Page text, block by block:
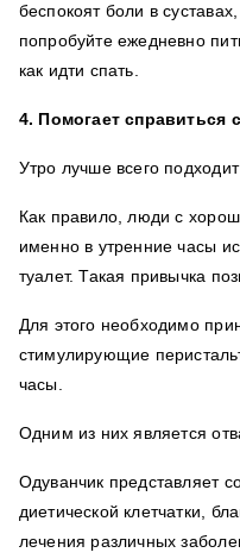
беспокоят боли в
попробуйте ежедневно
как идти спать.
4. Помогает справиться
Утро лучше всего
Как правило, люди с
именно в утренние часы
туалет. Такая привычка
Для этого необходимо
стимулирующие
часы.
Одним из них является
Одуванчик представляет
диетической клетчатки,
лечения различных